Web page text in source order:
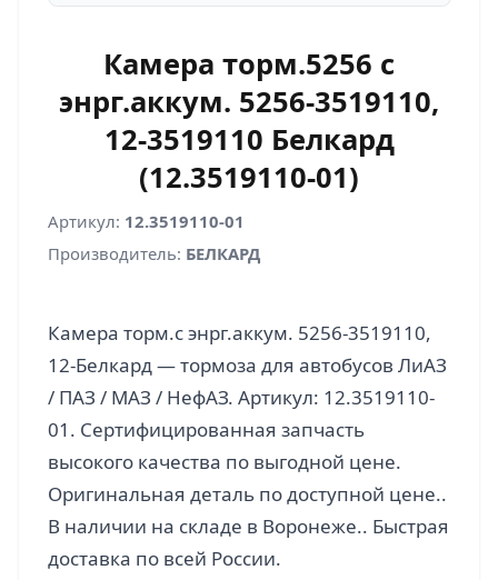
Камера торм.5256 с
энрг.аккум. 5256-3519110,
12-3519110 Белкард
(12.3519110-01)
Артикул: 12.3519110-01
Производитель: БЕЛКАРД
Камера торм.с энрг.аккум. 5256-3519110,
12-Белкард — тормоза для автобусов ЛиАЗ
/ ПАЗ / МАЗ / НефАЗ. Артикул: 12.3519110-
01. Сертифицированная запчасть
высокого качества по выгодной цене.
Оригинальная деталь по доступной цене..
В наличии на складе в Воронеже.. Быстрая